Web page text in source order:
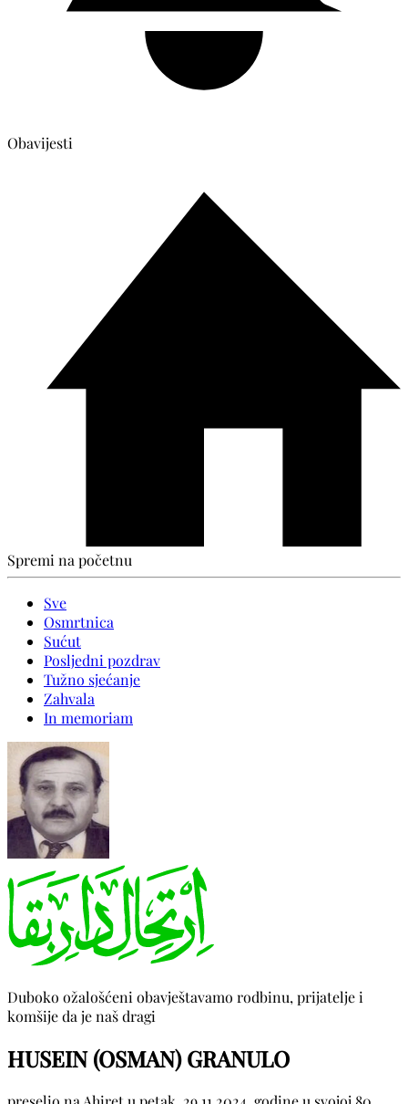
Obavijesti
Spremi na početnu
Sve
Osmrtnica
Sućut
Posljedni pozdrav
Tužno sjećanje
Zahvala
In memoriam
Duboko ožalošćeni obavještavamo rodbinu, prijatelje i
komšije da je naš dragi
HUSEIN (OSMAN) GRANULO